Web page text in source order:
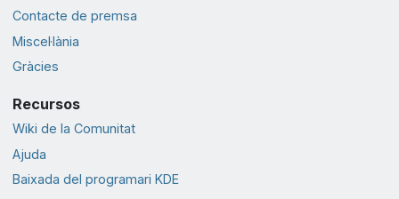
Contacte de premsa
Miscel·lània
Gràcies
Recursos
Wiki de la Comunitat
Ajuda
Baixada del programari KDE